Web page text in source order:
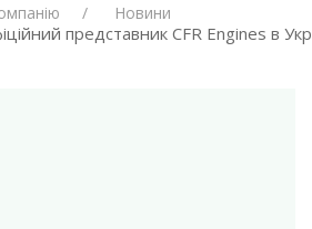
Новини
представник CFR Engines в